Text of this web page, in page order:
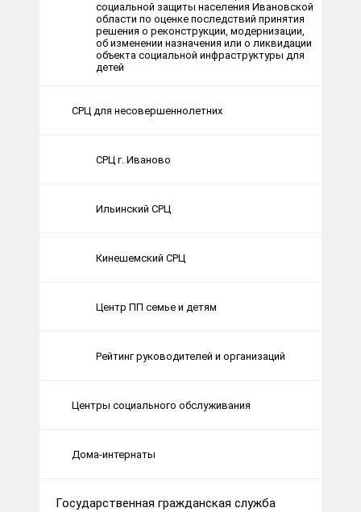
социальной защиты населения Ивановской
области по оценке последствий принятия
решения о реконструкции, модернизации,
об изменении назначения или о ликвидации
объекта социальной инфраструктуры для
детей
СРЦ для несовершеннолетних
СРЦ г. Иваново
Ильинский СРЦ
Кинешемский СРЦ
Центр ПП семье и детям
Рейтинг руководителей и организаций
Центры социального обслуживания
Дома-интернаты
Государственная гражданская служба